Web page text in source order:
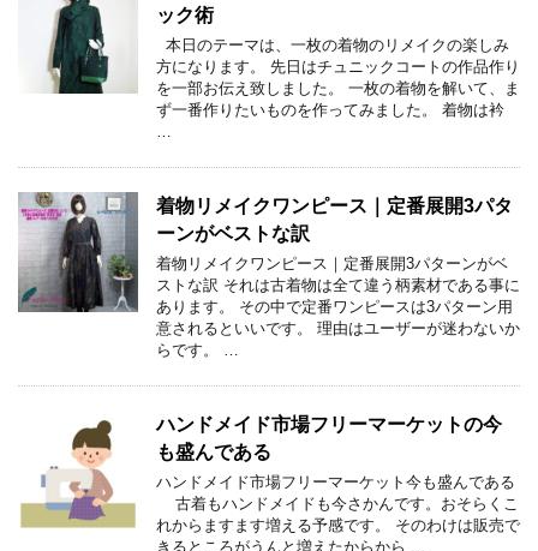
ック術
本日のテーマは、一枚の着物のリメイクの楽しみ
方になります。 先日はチュニックコートの作品作り
を一部お伝え致しました。 一枚の着物を解いて、ま
ず一番作りたいものを作ってみました。 着物は衿
着物リメイクワンピース｜定番展開3パタ
ーンがベストな訳
着物リメイクワンピース｜定番展開3パターンがベ
ストな訳 それは古着物は全て違う柄素材である事に
あります。 その中で定番ワンピースは3パターン用
意されるといいです。 理由はユーザーが迷わないか
らです。 …
ハンドメイド市場フリーマーケットの今
も盛んである
ハンドメイド市場フリーマーケット今も盛んである
古着もハンドメイドも今さかんです。おそらくこ
れからますます増える予感です。 そのわけは販売で
きるところがうんと増えたからから …